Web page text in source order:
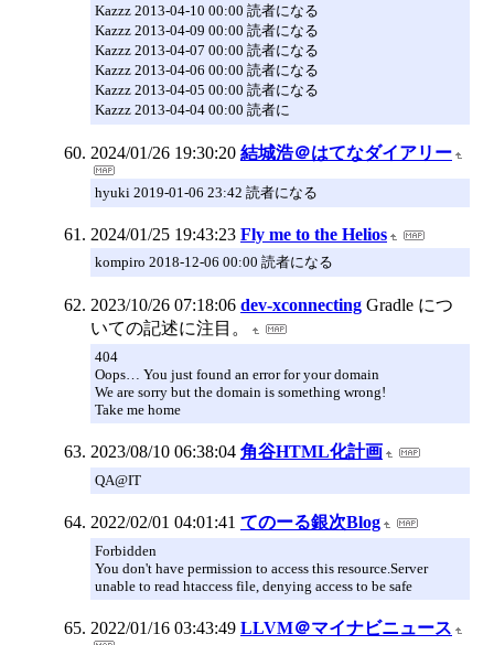
Kazzz 2013-04-10 00:00 読者になる
Kazzz 2013-04-09 00:00 読者になる
Kazzz 2013-04-07 00:00 読者になる
Kazzz 2013-04-06 00:00 読者になる
Kazzz 2013-04-05 00:00 読者になる
Kazzz 2013-04-04 00:00 読者に
2024/01/26 19:30:20 結城浩＠はてなダイアリー
hyuki 2019-01-06 23:42 読者になる
2024/01/25 19:43:23 Fly me to the Helios
kompiro 2018-12-06 00:00 読者になる
2023/10/26 07:18:06 dev-xconnecting Gradle につ
いての記述に注目。
404
Oops… You just found an error for your domain
We are sorry but the domain is something wrong!
Take me home
2023/08/10 06:38:04 角谷HTML化計画
QA@IT
2022/02/01 04:01:41 てのーる銀次Blog
Forbidden
You don't have permission to access this resource.Server
unable to read htaccess file, denying access to be safe
2022/01/16 03:43:49 LLVM＠マイナビニュース